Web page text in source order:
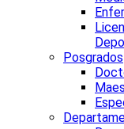
Posgrados